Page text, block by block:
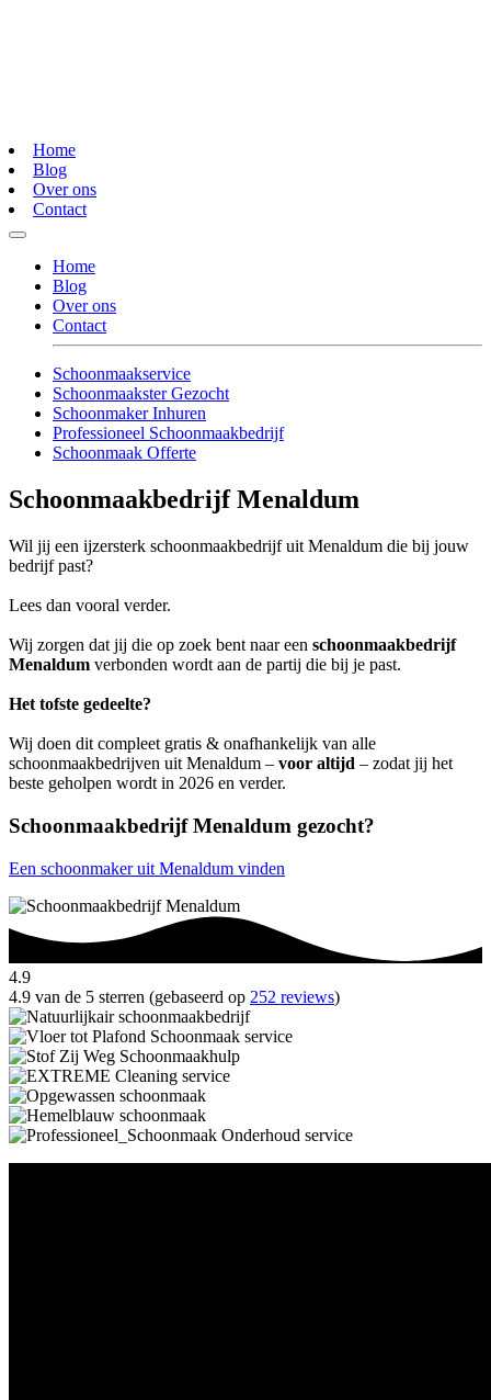
Home
Blog
Over ons
Contact
Home
Blog
Over ons
Contact
Schoonmaakservice
Schoonmaakster Gezocht
Schoonmaker Inhuren
Professioneel Schoonmaakbedrijf
Schoonmaak Offerte
Schoonmaakbedrijf Menaldum
Wil jij een ijzersterk schoonmaakbedrijf uit Menaldum die bij jouw
bedrijf past?
Lees dan vooral verder.
Wij zorgen dat jij die op zoek bent naar een schoonmaakbedrijf
Menaldum verbonden wordt aan de partij die bij je past.
Het tofste gedeelte?
Wij doen dit compleet gratis & onafhankelijk van alle
schoonmaakbedrijven uit Menaldum – voor altijd – zodat jij het
beste geholpen wordt in 2026 en verder.
Schoonmaakbedrijf Menaldum gezocht?
Een schoonmaker uit Menaldum vinden
4.9
4.9 van de 5 sterren (gebaseerd op 252 reviews)